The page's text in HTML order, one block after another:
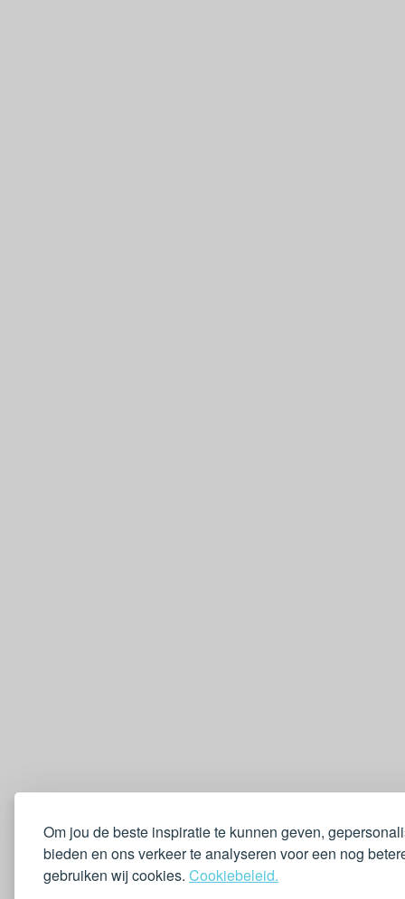
Om jou de beste inspiratie te kunnen geven,
bieden en ons verkeer te analyseren voor een nog
gebruiken wij cookies. Cookiebeleid.